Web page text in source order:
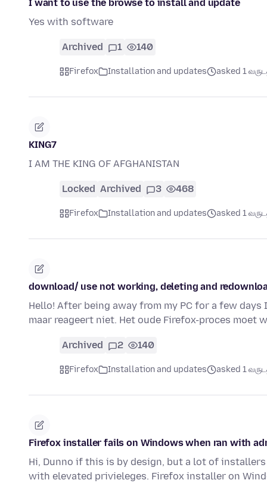
I want to use the browse to install and update
Yes with software
Archived 1 140
Firefox Installation and updates asked 1
KING7
I AM THE KING OF AFGHANISTAN
Locked Archived 3 468
Firefox Installation and updates asked 1
download/ use not working, deleting and
Hello! After being away from my PC for a few
maar reageert niet. Het oude Firefox-proces moet
Archived 2 140
Firefox Installation and updates asked 1
Firefox installer fails on Windows when ran with
Hi, Dunno if this is by design, but a lot of
with elevated privieleges. Firefox installer on